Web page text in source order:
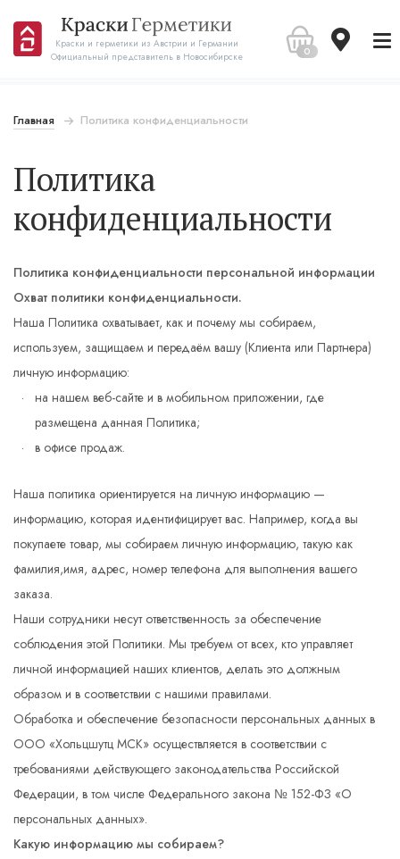
Краски и герметики из Австрии и Германии
Официальный представитель в Новосибирске
0
Главная Политика конфиденциальности
Политика
конфиденциальности
Политика конфиденциальности персональной информации
Охват политики конфиденциальности.
Наша Политика охватывает, как и почему мы собираем,
используем, защищаем и передаём вашу (Клиента или Партнера)
личную информацию:
на нашем веб-сайте и в мобильном приложении, где
размещена данная Политика;
в офисе продаж.
Наша политика ориентируется на личную информацию —
информацию, которая идентифицирует вас. Например, когда вы
покупаете товар, мы собираем личную информацию, такую как
фамилия,имя, адрес, номер телефона для выполнения вашего
заказа.
Наши сотрудники несут ответственность за обеспечение
соблюдения этой Политики. Мы требуем от всех, кто управляет
личной информацией наших клиентов, делать это должным
образом и в соответствии с нашими правилами.
Обработка и обеспечение безопасности персональных данных в
ООО «Хольцшутц МСК» осуществляется в соответствии с
требованиями действующего законодательства Российской
Федерации, в том числе Федерального закона № 152-ФЗ «О
персональных данных».
Какую информацию мы собираем?